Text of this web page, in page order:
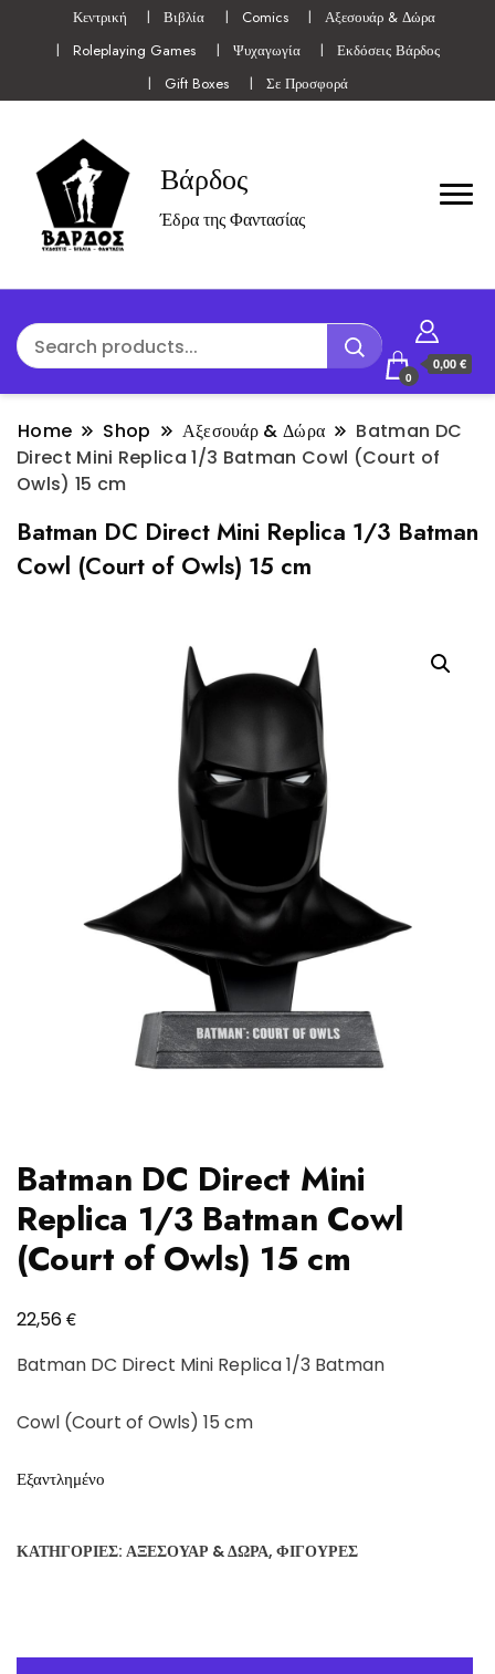
Κεντρική Βιβλία Comics
Αξεσουάρ & Δώρα
Roleplaying Games
Ψυχαγωγία
Εκδόσεις Βάρδος
Gift Boxes
Σε Προσφορά
Βάρδος
Έδρα της Φαντασίας
0
0,00 €
Home Shop Αξεσουάρ & Δώρα
Batman DC
Direct Mini Replica 1/3 Batman Cowl (Court of
Owls) 15 cm
Batman DC Direct Mini Replica 1/3 Batman
Cowl (Court of Owls) 15 cm
Batman DC Direct Mini
Replica 1/3 Batman Cowl
(Court of Owls) 15 cm
22,56€
Batman DC Direct Mini Replica 1/3 Batman
Cowl (Court of Owls) 15 cm
Εξαντλημένο
ΚΑΤΗΓΟΡΊΕΣ: ΑΞΕΣΟΥΆΡ & ΔΏΡΑ, ΦΙΓΟΎΡΕΣ